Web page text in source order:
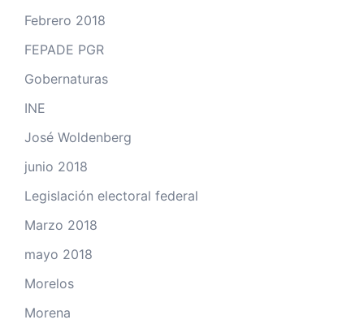
Febrero 2018
FEPADE PGR
Gobernaturas
INE
José Woldenberg
junio 2018
Legislación electoral federal
Marzo 2018
mayo 2018
Morelos
Morena